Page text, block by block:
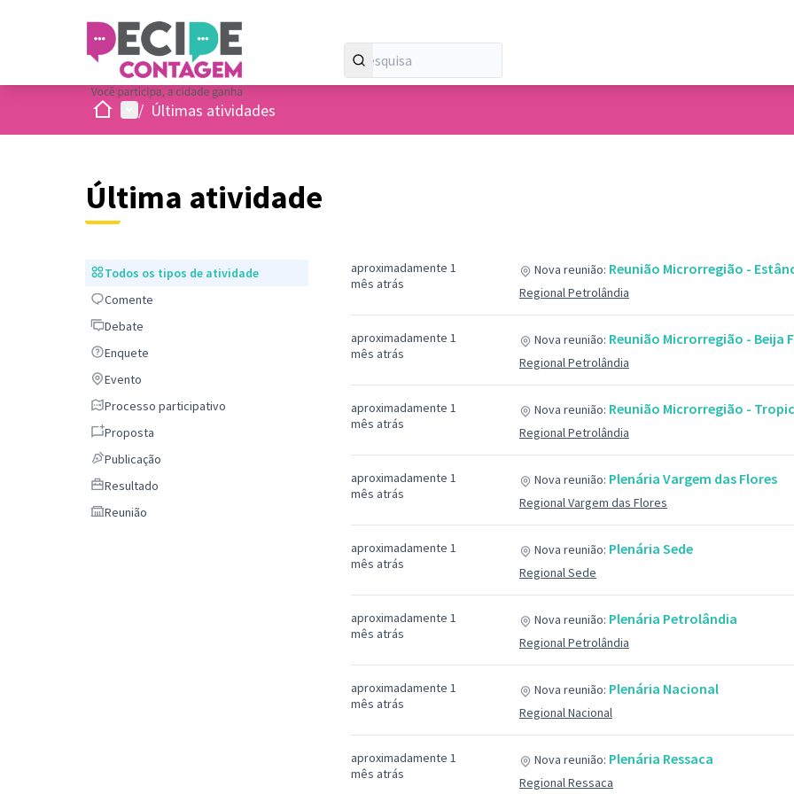
InicioMenu principal
/ Últimas atividades
Última atividade
Todos os tipos de atividade
Todos os tipos de atividade
Comente
Comente
DebateDebate
Enquete
Enquete
EventoEvento
Processo participativo
Processo participativo
Proposta
Proposta
Publicação
Publicação
Resultado
Resultado
Reunião
Reunião
aproximadamente 1
mês atrás
Nova reunião: Reunião Microrregião -
Regional Petrolândia
aproximadamente 1
mês atrás
Nova reunião: Reunião Microrregião - Beija
Regional Petrolândia
aproximadamente 1
mês atrás
Nova reunião: Reunião Microrregião -
Regional Petrolândia
aproximadamente 1
mês atrás
Nova reunião: Plenária Vargem das Flores
Regional Vargem das Flores
aproximadamente 1
mês atrás
Nova reunião: Plenária Sede
Regional Sede
aproximadamente 1
mês atrás
Nova reunião: Plenária Petrolândia
Regional Petrolândia
aproximadamente 1
mês atrás
Nova reunião: Plenária Nacional
Regional Nacional
aproximadamente 1
mês atrás
Nova reunião: Plenária Ressaca
Regional Ressaca